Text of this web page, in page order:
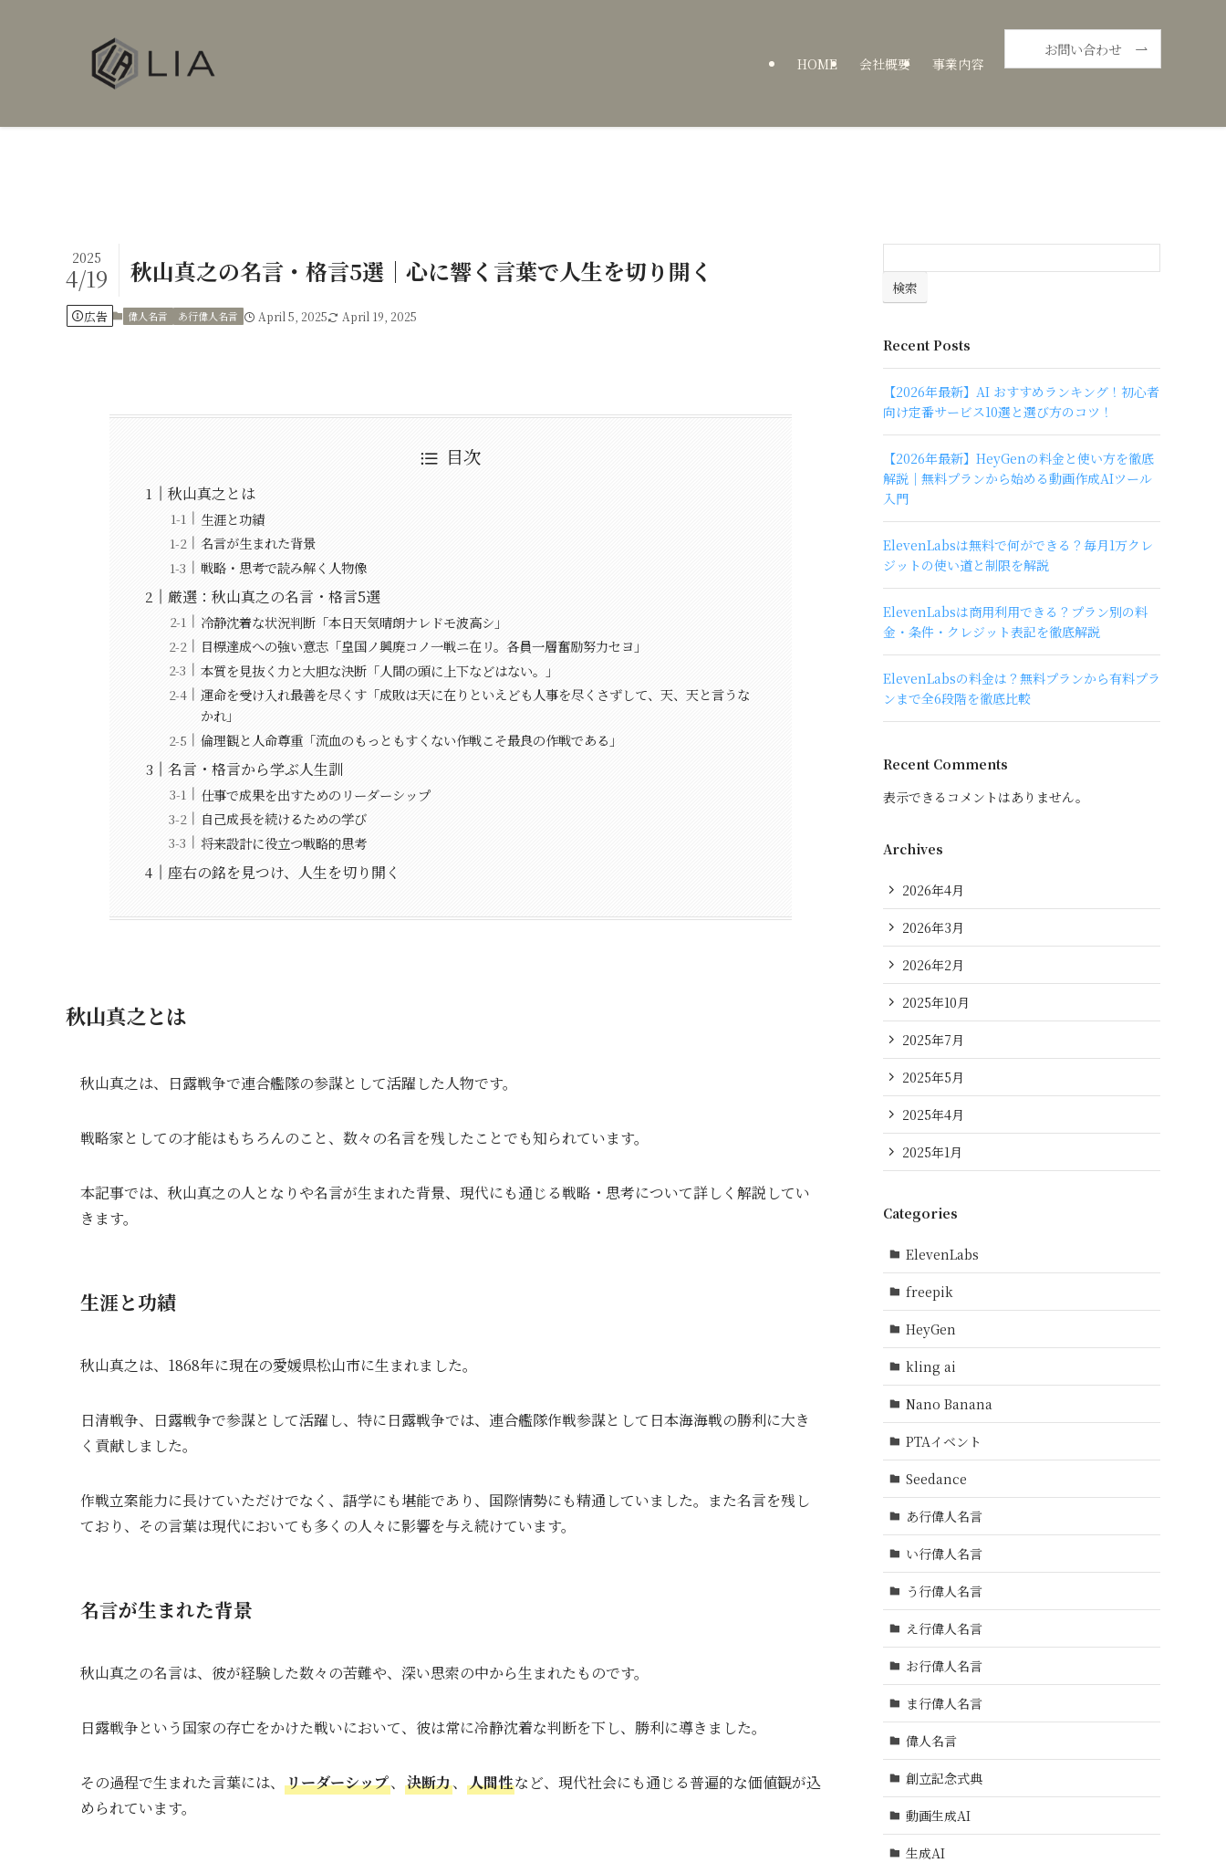
HOME 会社概要 事業内容
お問い合わせ
秋山真之の名言・格言5選｜心に響く言葉で人生を切り開く
2025
4/19
広告 偉人名言 あ行偉人名言 April 5, 2025 April 19, 2025
目次
秋山真之とは
生涯と功績
名言が生まれた背景
戦略・思考で読み解く人物像
厳選：秋山真之の名言・格言5選
冷静沈着な状況判断「本日天気晴朗ナレドモ波高シ」
目標達成への強い意志「皇国ノ興廃コノ一戦ニ在リ。各員一層奮励努力セヨ」
本質を見抜く力と大胆な決断「人間の頭に上下などはない。」
運命を受け入れ最善を尽くす「成敗は天に在りといえども人事を尽くさずして、天、天と言うな
かれ」
倫理観と人命尊重「流血のもっともすくない作戦こそ最良の作戦である」
名言・格言から学ぶ人生訓
仕事で成果を出すためのリーダーシップ
自己成長を続けるための学び
将来設計に役立つ戦略的思考
座右の銘を見つけ、人生を切り開く
秋山真之とは
秋山真之は、日露戦争で連合艦隊の参謀として活躍した人物です。
戦略家としての才能はもちろんのこと、数々の名言を残したことでも知られています。
本記事では、秋山真之の人となりや名言が生まれた背景、現代にも通じる戦略・思考について詳しく解説してい
きます。
生涯と功績
秋山真之は、1868年に現在の愛媛県松山市に生まれました。
日清戦争、日露戦争で参謀として活躍し、特に日露戦争では、連合艦隊作戦参謀として日本海海戦の勝利に大き
く貢献しました。
作戦立案能力に長けていただけでなく、語学にも堪能であり、国際情勢にも精通していました。また名言を残し
ており、その言葉は現代においても多くの人々に影響を与え続けています。
名言が生まれた背景
秋山真之の名言は、彼が経験した数々の苦難や、深い思索の中から生まれたものです。
日露戦争という国家の存亡をかけた戦いにおいて、彼は常に冷静沈着な判断を下し、勝利に導きました。
その過程で生まれた言葉には、 リーダーシップ、 決断力、 人間性など、現代社会にも通じる普遍的な価値観が込
められています。
検索
Recent Posts
【2026年最新】AI おすすめランキング！初心者
向け定番サービス10選と選び方のコツ！
【2026年最新】HeyGenの料金と使い方を徹底
解説｜無料プランから始める動画作成AIツール
入門
ElevenLabsは無料で何ができる？毎月1万クレ
ジットの使い道と制限を解説
ElevenLabsは商用利用できる？プラン別の料
金・条件・クレジット表記を徹底解説
ElevenLabsの料金は？無料プランから有料プラ
ンまで全6段階を徹底比較
Recent Comments
表示できるコメントはありません。
Archives
2026年4月
2026年3月
2026年2月
2025年10月
2025年7月
2025年5月
2025年4月
2025年1月
Categories
ElevenLabs
freepik
HeyGen
kling ai
Nano Banana
PTAイベント
Seedance
あ行偉人名言
い行偉人名言
う行偉人名言
え行偉人名言
お行偉人名言
ま行偉人名言
偉人名言
創立記念式典
動画生成AI
生成AI